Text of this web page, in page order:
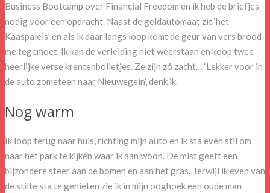
Business Bootcamp over Financial Freedom en ik heb de briefjes
nodig voor een opdracht. Naast de geldautomaat zit ‘het
Kaaspaleis’ en als ik daar langs loop komt de geur van vers brood
me tegemoet. Ik kan de verleiding niet weerstaan en koop twee
heerlijke verse krentenbolletjes. Ze zijn zó zacht… ‘Lekker voor in
de auto zometeen naar Nieuwegein’, denk ik.
Nog warm
Ik loop terug naar huis, richting mijn auto en ik sta even stil om
naar het park te kijken waar ik aan woon. De mist geeft een
bijzondere sfeer aan de bomen en aan het gras. Terwijl ik even van
de stilte sta te genieten zie ik in mijn ooghoek een oude man